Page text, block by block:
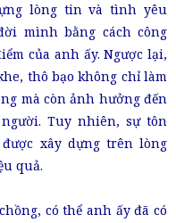
lòng tin và tình yêu
mình bằng cách công
của anh ấy. Ngược lại,
thô bạo không chỉ làm
mà còn ảnh hưởng đến
Tuy nhiên, sự tôn
xây dựng trên lòng
quả.
có thể anh ấy đã có